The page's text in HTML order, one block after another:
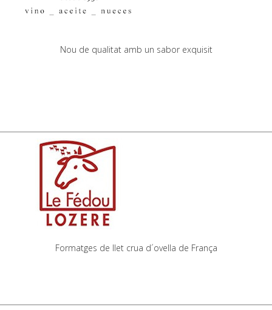
Nou de qualitat amb un sabor exquisit
Formatges de llet crua d´ovella de França